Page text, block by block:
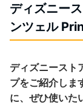
ディズニー
ンツェル
ディズニースト
プをご紹介しま
に、ぜひ使いた